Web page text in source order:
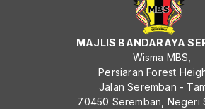
MAJLIS BANDARAYA
Wisma MBS,
Persiaran Forest
Jalan Seremban -
70450 Seremban, Negeri